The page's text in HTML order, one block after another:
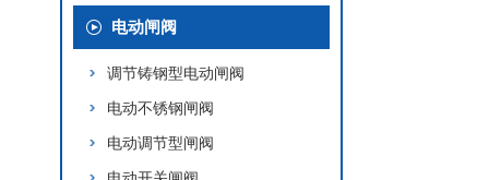
电动闸阀
调节铸钢型电动闸阀
电动不锈钢闸阀
电动调节型闸阀